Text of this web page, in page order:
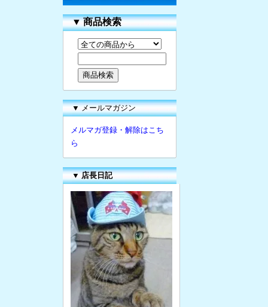
▼商品検索
▼ メールマガジン
メルマガ登録・解除はこち
ら
▼ 店長日記